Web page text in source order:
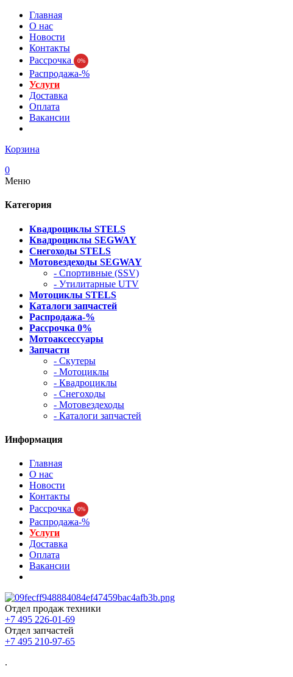
Главная
О нас
Новости
Контакты
Рассрочка
0%
Распродажа-%
Услуги
Доставка
Оплата
Вакансии
Корзина
0
Меню
Категория
Квадроциклы STELS
Квадроциклы SEGWAY
Снегоходы STELS
Мотовездеходы SEGWAY
- Спортивные (SSV)
- Утилитарные UTV
Мотоциклы STELS
Каталоги запчастей
Распродажа-%
Рассрочка 0%
Мотоаксессуары
Запчасти
- Скутеры
- Мотоциклы
- Квадроциклы
- Снегоходы
- Мотовездеходы
- Каталоги запчастей
Информация
Главная
О нас
Новости
Контакты
Рассрочка
0%
Распродажа-%
Услуги
Доставка
Оплата
Вакансии
Отдел продаж техники
+7 495 226-01-69
Отдел запчастей
+7 495 210-97-65
.